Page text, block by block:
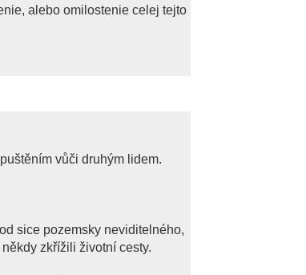
alebo omilostenie celej tejto
vůči druhým lidem.
sice pozemsky neviditelného,
zkřížili životní cesty.